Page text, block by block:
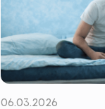
барьер,
More...
06.03.2026